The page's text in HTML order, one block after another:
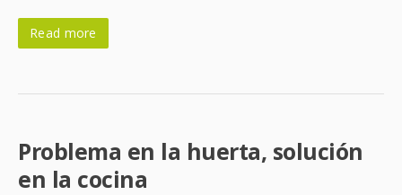
Read more
Problema en la huerta, solución
en la cocina